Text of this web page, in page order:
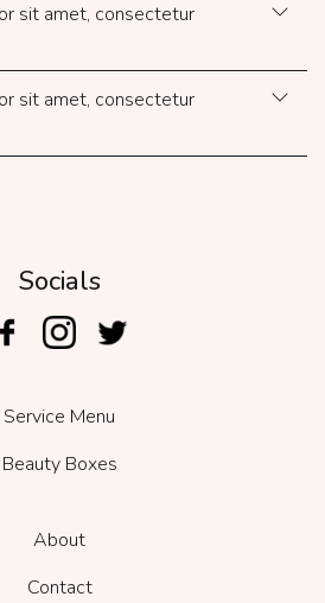
sit amet, consectetur
sit amet, consectetur
Socials
Service Menu
Beauty Boxes
About
Contact